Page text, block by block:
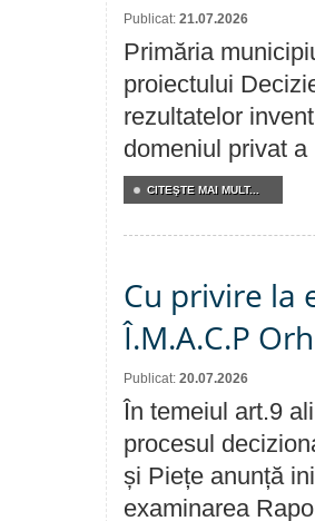
Publicat: 21.07.2026
Primăria
proiectului
rezultatelor
domeniul privat a
CITEŞTE MAI MULT...
Cu privire la
Î.M.A.C.P
Publicat: 20.07.2026
În temeiul art.9
procesul
și Piețe anunță
examinarea